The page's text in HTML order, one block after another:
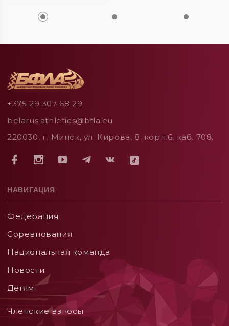
+375 29 307 68 29
belarus.athletics@bfla.eu
220030, г. Минск, ул. Кирова, 8, корп.6, каб. 708.
НАВИГАЦИЯ
Федерация
Соревнования
Национальная команда
Новости
Детям
Членские взносы